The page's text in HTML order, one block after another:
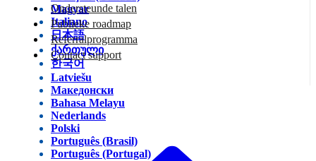
Magyar
Italiano
日本語
ქართული
한국어
Latviešu
Македонски
Bahasa Melayu
Nederlands
Polski
Português (Brasil)
Português (Portugal)
Ondersteunde talen
Publieke roadmap
Referralprogramma
Contact support